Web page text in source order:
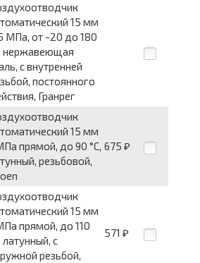
15 мм
МПа, от -20 до 180
нержавеющая
с внутренней
постоянного
Гранрег
15 мм
прямой, до 90 °C,
резьбовой,
675 ₽
15 мм
прямой, до 110
латунный, с
резьбой,
571 ₽